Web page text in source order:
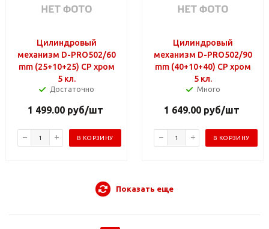
Цилиндровый
механизм D-PRO502/60
mm (25+10+25) CP хром
5 кл.
Достаточно
1 499.00 руб/шт
В КОРЗИНУ
Цилиндровый
механизм D-PRO502/90
mm (40+10+40) CP хром
5 кл.
Много
1 649.00 руб/шт
В КОРЗИНУ
Показать еще